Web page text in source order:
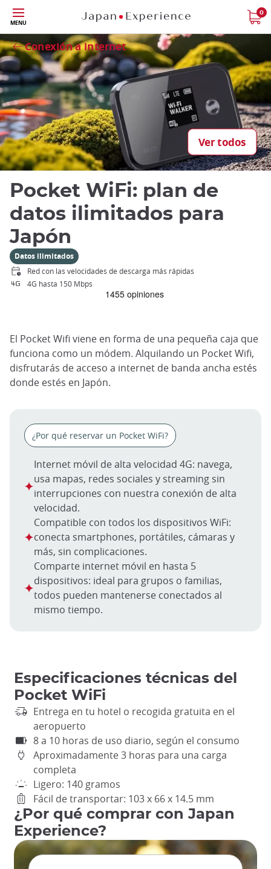
Tamaño
MENU
0
Conexión a internet
Ver todos
Close
Pocket WiFi: plan de
datos ilimitados para
Japón
Datos ilimitados
Red con las velocidades de descarga más rápidas
4G hasta 150 Mbps
El Pocket Wifi viene en forma de una pequeña caja que
funciona como un módem. Alquilando un Pocket Wifi,
disfrutarás de acceso a internet de banda ancha estés
donde estés en Japón.
¿Por qué reservar un Pocket WiFi?
Internet móvil de alta velocidad 4G: navega,
usa mapas, redes sociales y streaming sin
interrupciones con nuestra conexión de alta
velocidad.
Compatible con todos los dispositivos WiFi:
conecta smartphones, portátiles, cámaras y
más, sin complicaciones.
Comparte internet móvil en hasta 5
dispositivos: ideal para grupos o familias,
todos pueden mantenerse conectados al
mismo tiempo.
Especificaciones técnicas del
Pocket WiFi
Entrega en tu hotel o recogida gratuita en el
aeropuerto
8 a 10 horas de uso diario, según el consumo
Aproximadamente 3 horas para una carga
completa
Ligero: 140 gramos
Fácil de transportar: 103 x 66 x 14.5 mm
¿Por qué comprar con Japan
Experience?